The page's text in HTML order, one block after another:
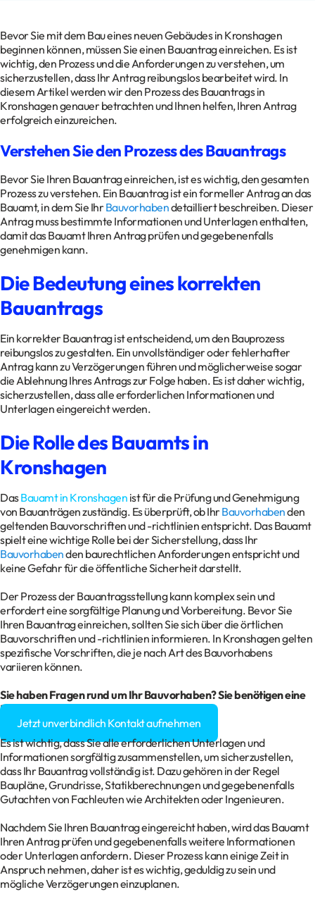
Bevor Sie mit dem Bau eines neuen Gebäudes in Kronshagen
beginnen können, müssen Sie einen Bauantrag einreichen. Es ist
wichtig, den Prozess und die Anforderungen zu verstehen, um
sicherzustellen, dass Ihr Antrag reibungslos bearbeitet wird. In
diesem Artikel werden wir den Prozess des Bauantrags in
Kronshagen genauer betrachten und Ihnen helfen, Ihren Antrag
erfolgreich einzureichen.
Verstehen Sie den Prozess des Bauantrags
Bevor Sie Ihren Bauantrag einreichen, ist es wichtig, den gesamten
Prozess zu verstehen. Ein Bauantrag ist ein formeller Antrag an das
Bauamt, in dem Sie IhrBauvorhabendetailliert beschreiben. Dieser
Antrag muss bestimmte Informationen und Unterlagen enthalten,
damit das Bauamt Ihren Antrag prüfen und gegebenenfalls
genehmigen kann.
Die Bedeutung eines korrekten
Bauantrags
Ein korrekter Bauantrag ist entscheidend, um den Bauprozess
reibungslos zu gestalten. Ein unvollständiger oder fehlerhafter
Antrag kann zu Verzögerungen führen und möglicherweise sogar
die Ablehnung Ihres Antrags zur Folge haben. Es ist daher wichtig,
sicherzustellen, dass alle erforderlichen Informationen und
Unterlagen eingereicht werden.
Die Rolle des Bauamts in
Kronshagen
DasBauamt in Kronshagen ist für die Prüfung und Genehmigung
von Bauanträgen zuständig. Es überprüft, ob IhrBauvorhabenden
geltenden Bauvorschriften und -richtlinien entspricht. Das Bauamt
spielt eine wichtige Rolle bei der Sicherstellung, dass Ihr
Bauvorhabenden baurechtlichen Anforderungen entspricht und
keine Gefahr für die öffentliche Sicherheit darstellt.
Der Prozess der Bauantragsstellung kann komplex sein und
erfordert eine sorgfältige Planung und Vorbereitung. Bevor Sie
Ihren Bauantrag einreichen, sollten Sie sich über die örtlichen
Bauvorschriften und -richtlinien informieren. In Kronshagen gelten
spezifische Vorschriften, die je nach Art des Bauvorhabens
variieren können.
Sie haben Fragen rund um IhrBauvorhaben? Sie benötigen eine
Baugenehmigung?
Jetzt unverbindlich Kontakt aufnehmen
Es ist wichtig, dass Sie alle erforderlichen Unterlagen und
Informationen sorgfältig zusammenstellen, um sicherzustellen,
dass Ihr Bauantrag vollständig ist. Dazu gehören in der Regel
Baupläne, Grundrisse, Statikberechnungen und gegebenenfalls
Gutachten von Fachleuten wie Architekten oder Ingenieuren.
Nachdem Sie Ihren Bauantrag eingereicht haben, wird das Bauamt
Ihren Antrag prüfen und gegebenenfalls weitere Informationen
oder Unterlagen anfordern. Dieser Prozess kann einige Zeit in
Anspruch nehmen, daher ist es wichtig, geduldig zu sein und
mögliche Verzögerungen einzuplanen.